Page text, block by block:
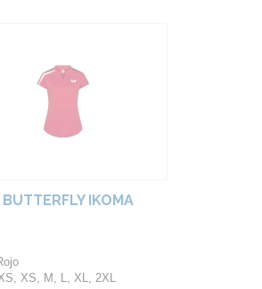
IKOMA
XS, M, L, XL, 2XL